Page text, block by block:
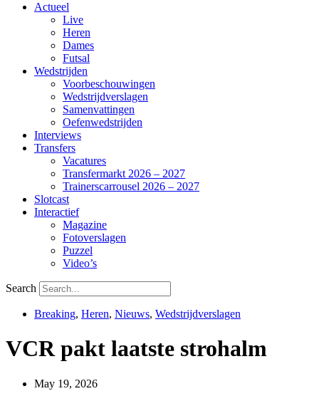
Actueel
Live
Heren
Dames
Futsal
Wedstrijden
Voorbeschouwingen
Wedstrijdverslagen
Samenvattingen
Oefenwedstrijden
Interviews
Transfers
Vacatures
Transfermarkt 2026 – 2027
Trainerscarrousel 2026 – 2027
Slotcast
Interactief
Magazine
Fotoverslagen
Puzzel
Video’s
Search
Breaking, Heren, Nieuws, Wedstrijdverslagen
VCR pakt laatste strohalm
May 19, 2026